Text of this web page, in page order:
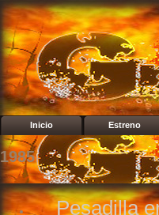
Inicio Estreno
1985
Pesadilla